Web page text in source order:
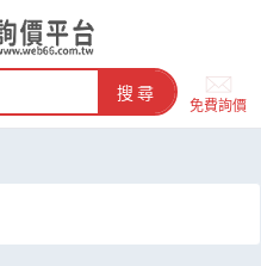
搜尋
免費詢價